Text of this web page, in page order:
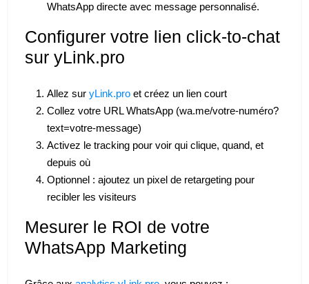
WhatsApp directe avec message personnalisé.
Configurer votre lien click-to-chat
sur yLink.pro
Allez sur yLink.pro et créez un lien court
Collez votre URL WhatsApp (wa.me/votre-numéro?
text=votre-message)
Activez le tracking pour voir qui clique, quand, et
depuis où
Optionnel : ajoutez un pixel de retargeting pour
recibler les visiteurs
Mesurer le ROI de votre
WhatsApp Marketing